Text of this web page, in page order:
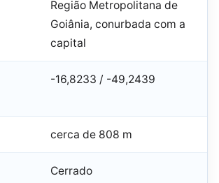
Região Metropolitana de
Goiânia, conurbada com a
capital
-16,8233 / -49,2439
cerca de 808 m
Cerrado